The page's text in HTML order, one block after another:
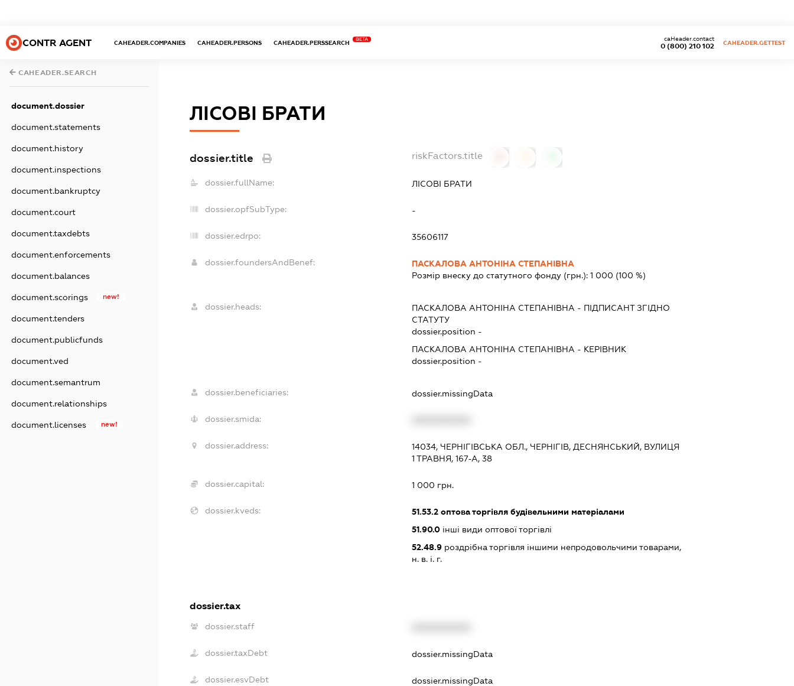
CONTR AGENT CAHEADER.COMPANIES CAHEADER.PERSONS CAHEADER.PERSSEARCH
BETA
0 (800) 210 102
caHeader.contact
CAHEADER.GETTEST
CAHEADER.SEARCH
document.dossier
document.statements
document.history
document.inspections
document.bankruptcy
document.court
document.taxdebts
document.enforcements
document.balances
document.scorings new!
document.tenders
document.publicfunds
document.ved
document.semantrum
document.relationships
document.licenses new!
ЛІСОВІ БРАТИ
dossier.title riskFactors.title
dossier.fullName: ЛІСОВІ БРАТИ
dossier.opfSubType: -
dossier.edrpo: 35606117
dossier.foundersAndBenef:
ПАСКАЛОВА АНТОНІНА СТЕПАНІВНА
Розмір внеску до статутного фонду (грн.):1 000 (100 %)
dossier.heads: ПАСКАЛОВА АНТОНІНА СТЕПАНІВНА - ПІДПИСАНТЗГІДНО
СТАТУТУ
dossier.position -
ПАСКАЛОВА АНТОНІНА СТЕПАНІВНА - КЕРІВНИК
dossier.position -
dossier.beneficiaries: dossier.missingData
dossier.smida:
dossier.address:
14034, ЧЕРНІГІВСЬКА ОБЛ., ЧЕРНІГІВ, ДЕСНЯНСЬКИЙ, ВУЛИЦЯ
1 ТРАВНЯ, 167-А, 38
dossier.capital: 1 000 грн.
dossier.kveds: 51.53.2 оптова торгівля будівельними матеріалами
51.90.0 інші види оптової торгівлі
52.48.9 роздрібна торгівля іншими непродовольчими товарами,
н. в. і. г.
dossier.tax
dossier.staff
dossier.taxDebt dossier.missingData
dossier.esvDebt dossier.missingData